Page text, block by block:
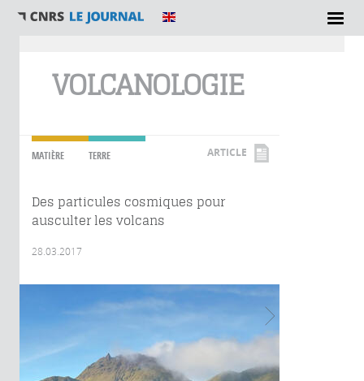
VOLCANOLOGIE
MATIÈRE TERRE ARTICLE
Des particules cosmiques pour
ausculter les volcans
28.03.2017